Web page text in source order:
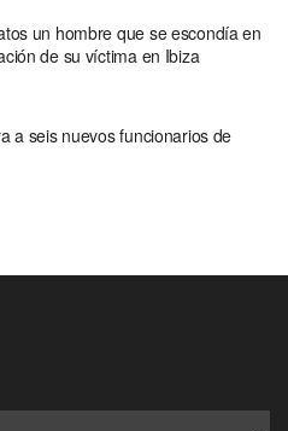
un hombre que se escondía en
de su víctima en Ibiza
a seis nuevos funcionarios de